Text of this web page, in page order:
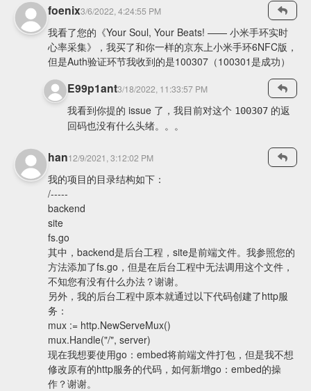
foenix3/6/2022, 4:24:55 PM
我看了您的《Your Soul, Your Beats! —— 小米手环实时
心率采集》，我买了和你一样的京东上小米手环6NFC版，
但是Auth验证环节我收到的是100307（100301是成功）
E99p1ant3/18/2022, 11:33:57 PM
我看到你提的 issue 了，我目前对这个 100307 的返
回码也没有什么头绪。。。
han12/9/2021, 3:12:02 PM
我的项目的目录结构如下：
/-----
backend
site
fs.go
其中，backend是后台工程，site是前端文件。我参照您的
方法添加了fs.go，但是在后台工程中无法调用这个文件，
不知您有没有什么办法？谢谢。
另外，我的后台工程中原本就通过以下代码创建了http服
务：
mux := http.NewServeMux()
mux.Handle("/", server)
现在我想要使用go：embed将前端文件打包，但是我不想
修改原有的http服务的代码，如何新增go：embed的操
作？谢谢。